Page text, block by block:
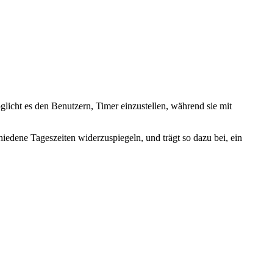
es den Benutzern, Timer einzustellen, während sie mit
Tageszeiten widerzuspiegeln, und trägt so dazu bei, ein